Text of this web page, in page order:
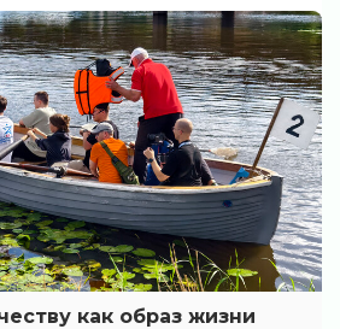
как образ жизни